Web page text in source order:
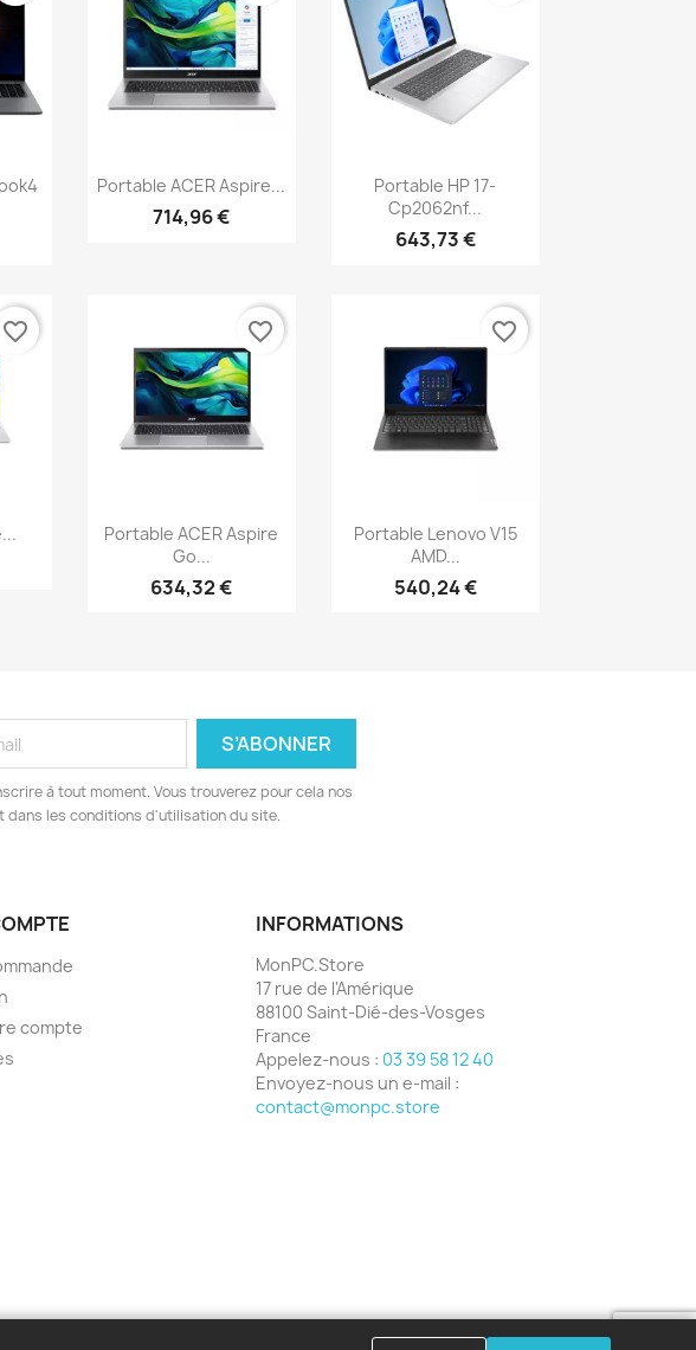
Aperçu rapide
Portable ACER Aspire...
714,96 €
Aperçu rapide
Portable HP 17-
Cp2062nf...
643,73 €
favorite_border
Aperçu rapide
Portable ACER Aspire
Go...
634,32 €
favorite_border
Aperçu rapide
Portable Lenovo V15
AMD...
540,24 €
favorite_border
à tout moment. Vous trouverez pour cela nos
dans les conditions d'utilisation du site.
compte
INFORMATIONS
MonPC.Store
17 rue de l'Amérique
88100 Saint-Dié-des-Vosges
France
Appelez-nous : 03 39 58 12 40
Envoyez-nous un e-mail :
contact@monpc.store